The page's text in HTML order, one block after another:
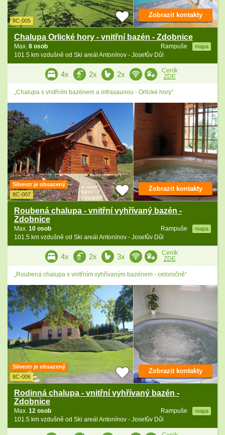
8C-005
Chalupa Orlické hory - vnitřní bazén - Zdobnice
Rampuše mapa
Max. 8 osob
101.5 km vzdušně od Ski areál Antonínov - Josefův Důl
Zobrazit kontakty
4x 2x 2x
Ceník
ZDE
„Chalupa s vnitřním bazénem a infrasaunou - Orlické hory“
Silvestr je obsazený
8C-007
Roubená chalupa - vnitřní vyhřívaný bazén -
Zdobnice
Rampuše mapa
Max. 10 osob
101.5 km vzdušně od Ski areál Antonínov - Josefův Důl
Zobrazit kontakty
4x 2x 3x
Ceník
ZDE
„Roubená chalupa s vnitřním vyhřívaným bazénem - celoročně“
Silvestr je obsazený
8C-006
Rodinná chalupa - vnitřní vyhřívaný bazén -
Zdobnice
Rampuše mapa
Max. 12 osob
101.5 km vzdušně od Ski areál Antonínov - Josefův Důl
Zobrazit kontakty